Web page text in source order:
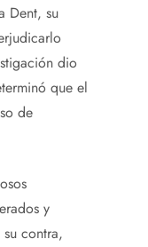
Dent, su
dio
que el
de
y
contra,